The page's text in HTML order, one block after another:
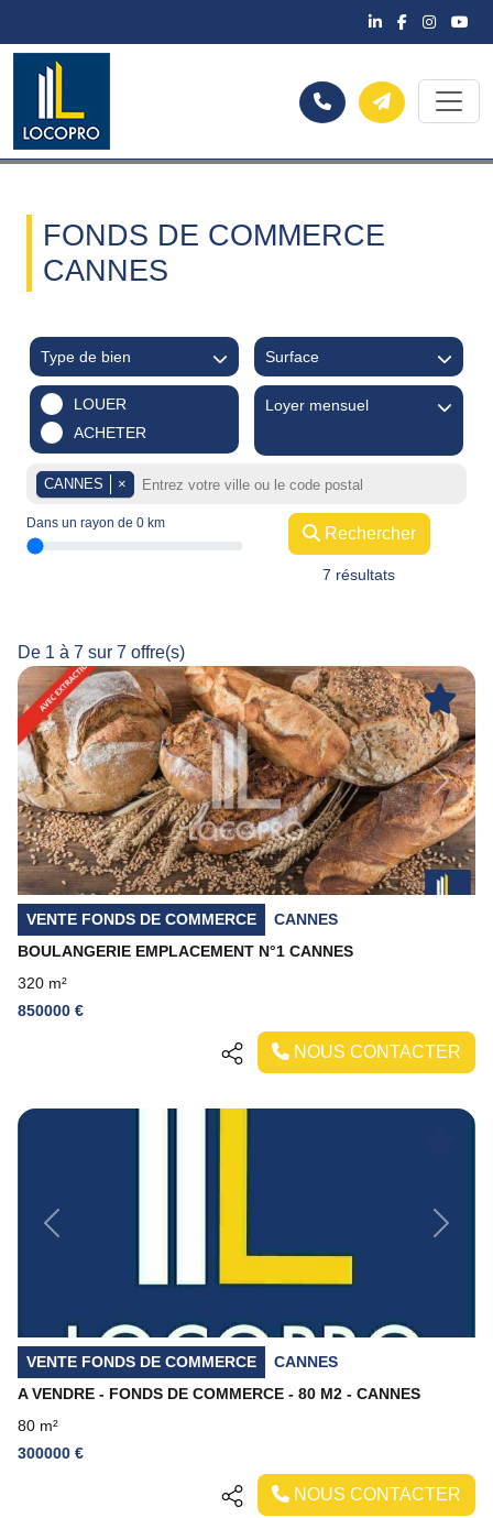
FONDS DE COMMERCE
CANNES
Type de bien Surface
LOUER
ACHETER
Loyer mensuel
CANNES ×
Dans un rayon de 0 km
Rechercher
7 résultats
De 1 à 7 sur 7 offre(s)
Previous Next
VENTE FONDS DE COMMERCE
CANNES
BOULANGERIE EMPLACEMENT N°1 CANNES
320 m²
850000 €
NOUS CONTACTER
Previous Next
VENTE FONDS DE COMMERCE
CANNES
A VENDRE - FONDS DE COMMERCE - 80 M2 - CANNES
80 m²
300000 €
NOUS CONTACTER